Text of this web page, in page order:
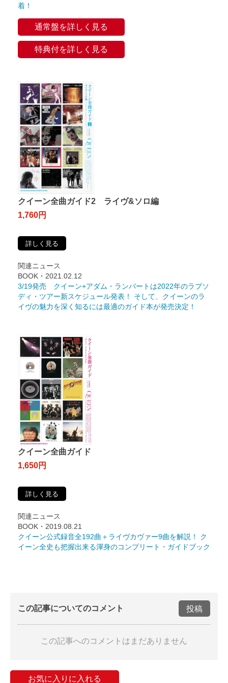
着！
通常盤を詳しく見る
特典付を詳しく見る
クイーン全曲ガイド2 ライヴ&ソロ編
1,760円
詳しく見る
関連ニュース
BOOK・2021.02.12
3/19発売 クイーン+アダム・ランバートは2022年のラプソ
ディ・ツアー新スケジュール発表！ そして、クイーンのラ
イヴの魅力を深く知るには最適のガイド本が発売決定！
クイーン全曲ガイド
1,650円
詳しく見る
関連ニュース
BOOK・2019.08.21
クイーン公式録音全192曲＋ライヴカヴァー9曲を解説！ ク
イーン全史も把握出来る渾身のコンプリート・ガイドブック
この記事についてのコメント 投稿
この記事へのコメントはまだありません
お気に入りに入れる